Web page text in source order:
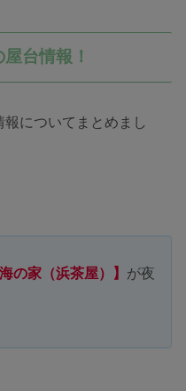
台情報！
についてまとめまし
海の家（浜茶屋）】 が夜